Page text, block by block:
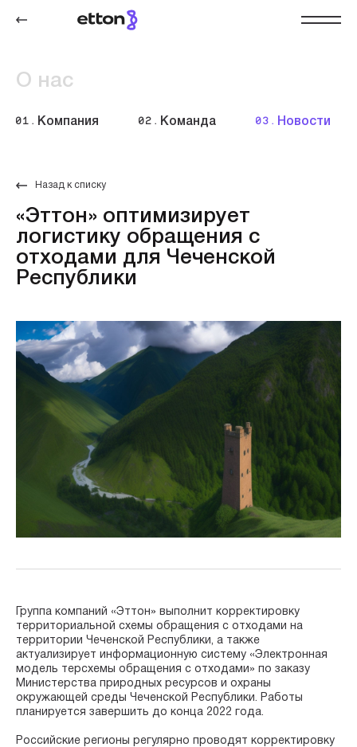
О нас
01. Компания 02. Команда 03. Новости
Назад к списку
«Эттон» оптимизирует
логистику обращения с
отходами для Чеченской
Республики
Группа компаний «Эттон» выполнит корректировку
территориальной схемы обращения с отходами на
территории Чеченской Республики, а также
актуализирует информационную систему «Электронная
модель терсхемы обращения с отходами» по заказу
Министерства природных ресурсов и охраны
окружающей среды Чеченской Республики. Работы
планируется завершить до конца 2022 года.
Российские регионы регулярно проводят корректировку